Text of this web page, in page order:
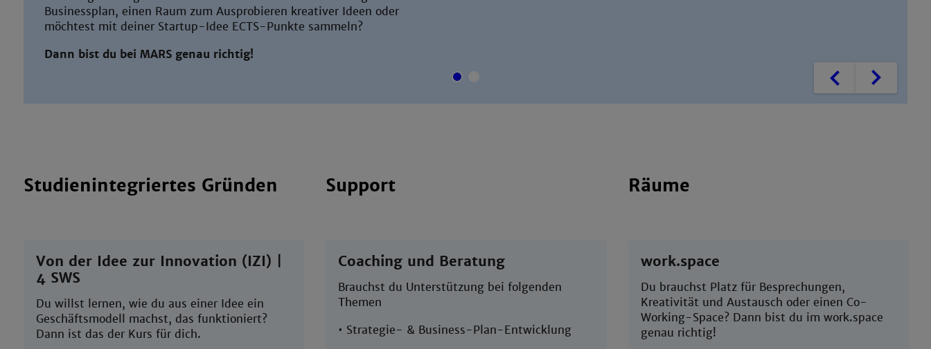
Zurück
Businessplan, einen Raum zum Ausprobieren kreativer Ideen oder
möchtest mit deiner Startup-Idee ECTS-Punkte sammeln?
Dann bist du bei MARS genau richtig!
Weiter
1
Studienintegriertes Gründen
Von der Idee zur Innovation (IZI) |
4 SWS
Du willst lernen, wie du aus einer Idee ein
Geschäftsmodell machst, das funktioniert?
Dann ist das der Kurs für dich.
Support
Coaching und Beratung
Brauchst du Unterstützung bei folgenden
Themen
• Strategie- & Business-Plan-Entwicklung
Räume
work.space
Du brauchst Platz für Besprechungen,
Kreativität und Austausch oder einen Co-
Working-Space? Dann bist du im work.space
genau richtig!